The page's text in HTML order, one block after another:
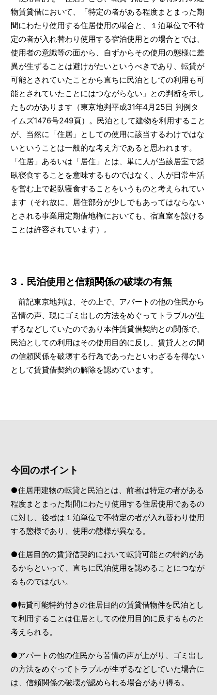
物賃貸借において、「特定の者がある程度まとまった期
間にわたり使用する住居使用の場合と、１泊単位で不特
定の者が入れ替わり使用する宿泊使用との場合とでは、
使用者の意識等の面から、自ずからその使用の態様に差
異が生ずることは避けがたいというべきであり、転貸が
可能とされていたことから直ちに民泊としての利用も可
能とされていたことにはつながらない」との判断を示し
たものがあります（東京地判平成31年4月25日 判例タ
イムズ1476号249頁）。民泊として建物を利用すること
が、当然に「住居」としての使用に該当するわけではな
いということは一般的な考え方であると思われます。
「住居」あるいは「居住」とは、単に人が当該居室で起
臥寝食することを意味するものではなく、人が日常生活
を営む上で起臥寝食することをいうものと考えられてい
ます（それ故に、居住部分が少しでもあってはならない
とされる事業用定期借地権においても、宿直室を設ける
ことは許容されています）。
3．民泊使用と信頼関係の破壊の有無
前記東京地判は、その上で、アパートの他の住民から
苦情の声、現にゴミ出しの方法をめぐってトラブルが生
ずるなどしていたのであり本件賃貸借契約との関係で、
民泊としての利用はその使用目的に反し、賃貸人との間
の信頼関係を破壊する行為であったといわざるを得ない
として賃貸借契約の解除を認めています。
今回のポイント
●住居用建物の転貸と民泊とは、前者は特定の者がある
程度まとまった期間にわたり使用する住居使用であるの
に対し、後者は１泊単位で不特定の者が入れ替わり使用
する態様であり、使用の態様が異なる。
●住居目的の賃貸借契約において転貸可能との特約があ
るからといって、直ちに民泊使用を認めることにつなが
るものではない。
●転貸可能特約付きの住居目的の賃貸借物件を民泊とし
て利用することは住居としての使用目的に反するものと
考えられる。
●アパートの他の住民から苦情の声が上がり、ゴミ出し
の方法をめぐってトラブルが生ずるなどしていた場合に
は、信頼関係の破壊が認められる場合があり得る。